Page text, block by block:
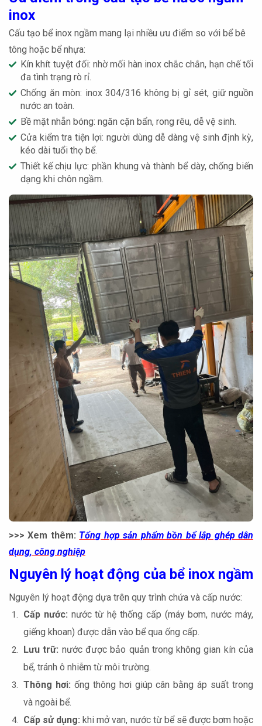
inox
Cấu tạo bể inox ngầm mang lại nhiều ưu điểm so với bể bê
tông hoặc bể nhựa:
Kín khít tuyệt đối: nhờ mối hàn inox chắc chắn, hạn chế tối
đa tình trạng rò rỉ.
Chống ăn mòn: inox 304/316 không bị gỉ sét, giữ nguồn
nước an toàn.
Bề mặt nhẵn bóng: ngăn cặn bẩn, rong rêu, dễ vệ sinh.
Cửa kiểm tra tiện lợi: người dùng dễ dàng vệ sinh định kỳ,
kéo dài tuổi thọ bể.
Thiết kế chịu lực: phần khung và thành bể dày, chống biến
dạng khi chôn ngầm.
>>> Xem thêm: Tổng hợp sản phẩm bồn bể lắp ghép dân
dụng, công nghiệp
Nguyên lý hoạt động của bể inox ngầm
Nguyên lý hoạt động dựa trên quy trình chứa và cấp nước:
Cấp nước: nước từ hệ thống cấp (máy bơm, nước máy,
giếng khoan) được dẫn vào bể qua ống cấp.
Lưu trữ: nước được bảo quản trong không gian kín của
bể, tránh ô nhiễm từ môi trường.
Thông hơi: ống thông hơi giúp cân bằng áp suất trong
và ngoài bể.
Cấp sử dụng:khi mở van, nước từ bể sẽ được bơm hoặc